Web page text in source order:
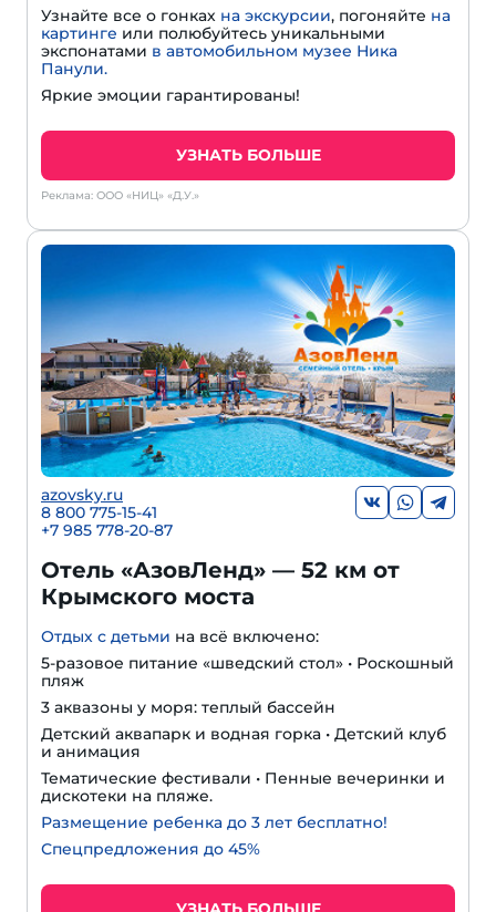
Узнайте все о гонках на экскурсии, погоняйте на
картинге или полюбуйтесь уникальными
экспонатами в автомобильном музее Ника
Панули.
Яркие эмоции гарантированы!
УЗНАТЬ БОЛЬШЕ
Реклама: ООО «НИЦ» «Д.У.»
azovsky.ru
8 800 775-15-41
+7 985 778-20-87
Отель «АзовЛенд» — 52 км от
Крымского моста
Отдых с детьми на всё включено:
5-разовое питание «шведский стол» • Роскошный
пляж
3 аквазоны у моря: теплый бассейн
Детский аквапарк и водная горка • Детский клуб
и анимация
Тематические фестивали • Пенные вечеринки и
дискотеки на пляже.
Размещение ребенка до 3 лет бесплатно!
Спецпредложения до 45%